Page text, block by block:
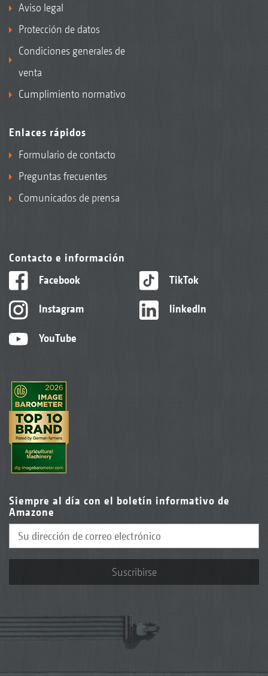
Aviso legal
Protección de datos
Condiciones generales de
venta
Cumplimiento normativo
Enlaces rápidos
Formulario de contacto
Preguntas frecuentes
Comunicados de prensa
Contacto e información
Facebook
Instagram
YouTube
TikTok
linkedIn
Siempre al día con el boletín informativo de
Amazone
Suscribirse